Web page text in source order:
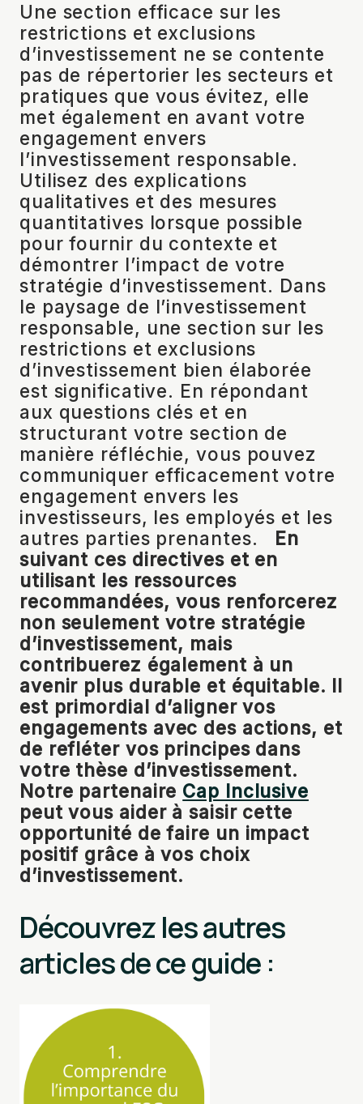
Une section efficace sur les
restrictions et exclusions
d’investissement ne se contente
pas de répertorier les secteurs et
pratiques que vous évitez, elle
met également en avant votre
engagement envers
l’investissement responsable.
Utilisez des explications
qualitatives et des mesures
quantitatives lorsque possible
pour fournir du contexte et
démontrer l’impact de votre
stratégie d’investissement. Dans
le paysage de l’investissement
responsable, une section sur les
restrictions et exclusions
d’investissement bien élaborée
est significative. En répondant
aux questions clés et en
structurant votre section de
manière réfléchie, vous pouvez
communiquer efficacement votre
engagement envers les
investisseurs, les employés et les
autres parties prenantes.
En
suivant ces directives et en
utilisant les ressources
recommandées, vous renforcerez
non seulement votre stratégie
d’investissement, mais
contribuerez également à un
avenir plus durable et équitable. Il
est primordial d’aligner vos
engagements avec des actions, et
de refléter vos principes dans
votre thèse d’investissement.
Notre partenaire Cap Inclusive
peut vous aider à saisir cette
opportunité de faire un impact
positif grâce à vos choix
d’investissement.
Découvrez les autres
articles de ce guide :